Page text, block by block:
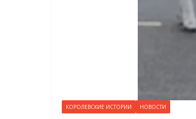
КОРОЛЕВСКИЕ ИСТОРИИ НОВОСТИ